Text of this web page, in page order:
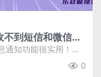
不到短信和微信消
列错误问题怎么解
通知功能很实用！支
息、短信消息提醒，
、登录...
0